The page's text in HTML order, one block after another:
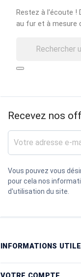
Restez à l'écoute !
au fur et à mesure
Recevez nos
Vous pouvez vous
pour cela nos
d'utilisation du site.
INFORMATIONS